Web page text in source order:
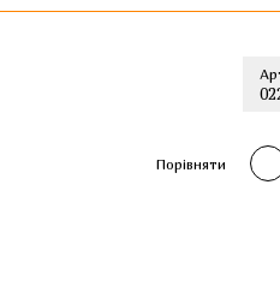
Порівняти